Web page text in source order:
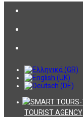
TOURIST AGENCY